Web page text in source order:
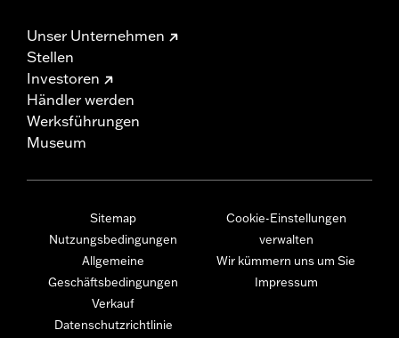
Unser Unternehmen
Stellen
Investoren
Händler werden
Werksführungen
Museum
Sitemap
Nutzungsbedingungen
Allgemeine
Geschäftsbedingungen
Verkauf
Datenschutzrichtlinie
Cookie-Einstellungen
verwalten
Wir kümmern uns um Sie
Impressum